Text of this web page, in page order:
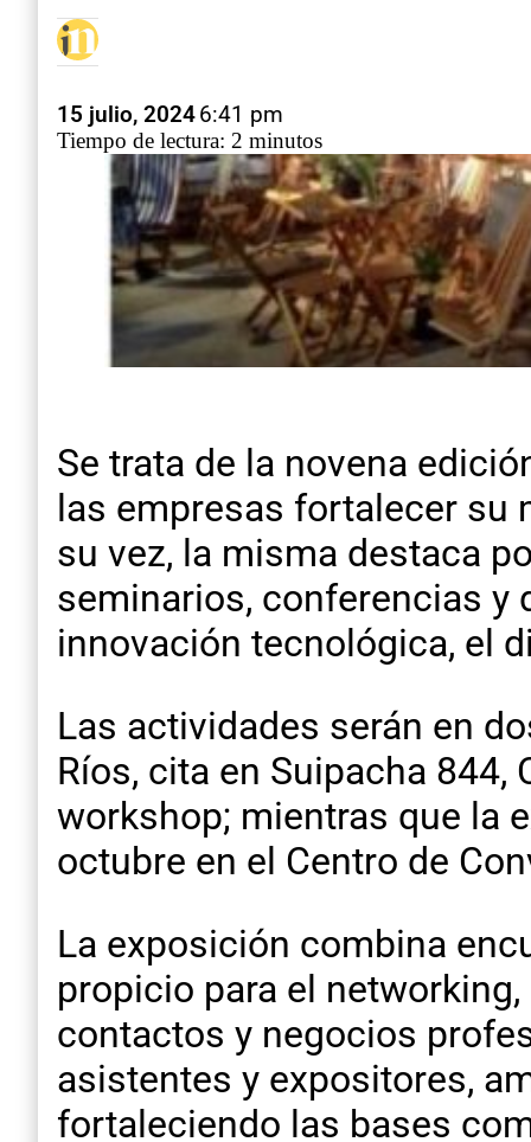
15 julio, 20246:41 pm
Tiempo de lectura: 2 minutos
Se trata de la novena
las empresas fortalecer su
su vez, la misma destaca
seminarios, conferencias y
innovación tecnológica, el
Las actividades serán en
Ríos, cita en Suipacha
workshop; mientras que la
octubre en el Centro de
La exposición combina
propicio para el
contactos y negocios
asistentes y expositores,
fortaleciendo las bases